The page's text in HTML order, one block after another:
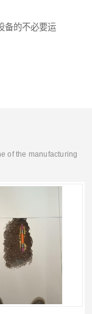
备的不必要运
of the manufacturing